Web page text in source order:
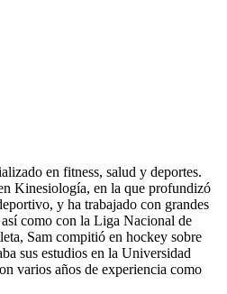
en fitness, salud y deportes.
Kinesiología, en la que profundizó
y ha trabajado con grandes
como con la Liga Nacional de
Sam compitió en hockey sobre
sus estudios en la Universidad
varios años de experiencia como